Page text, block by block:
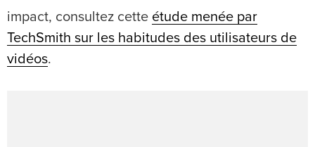
impact, consultez cette étude menée par
TechSmith sur les habitudes des utilisateurs de
vidéos.